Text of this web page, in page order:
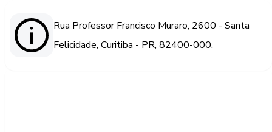
Rua Professor Francisco Muraro, 2600 - Santa
Felicidade, Curitiba - PR, 82400-000.